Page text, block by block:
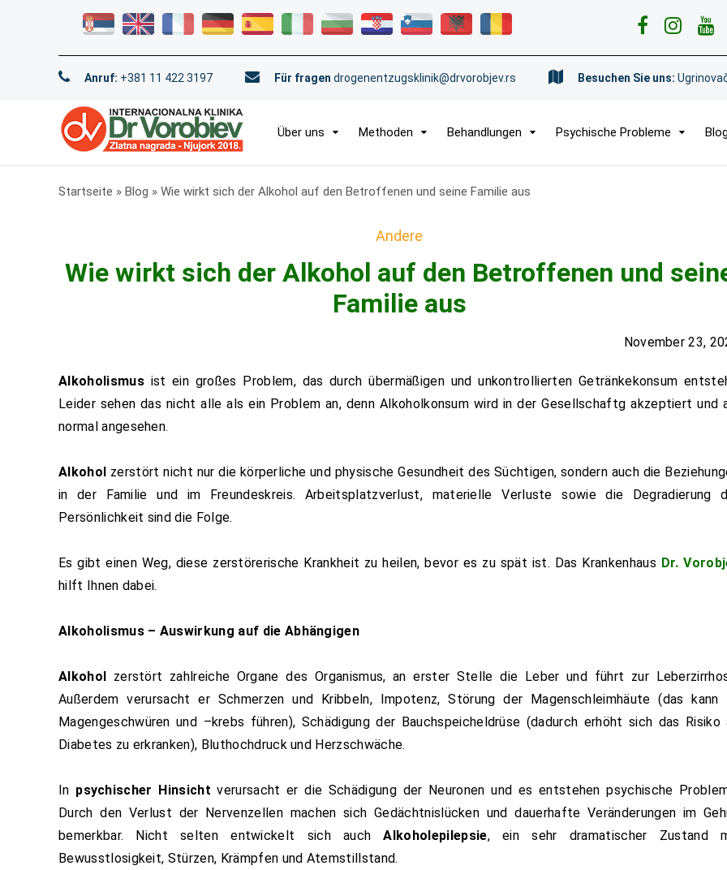
Anruf: +381 11 422 3197 Für fragen drogenentzugsklinik@drvorobjev.rs Besuchen Sie uns:
Über uns Methoden Behandlungen Psychische Probleme Blog
Startseite » Blog » Wie wirkt sich der Alkohol auf den Betroffenen und seine Familie aus
Andere
Wie wirkt sich der Alkohol auf den Betroffenen und
Familie aus
November 23,
Alkoholismus ist ein großes Problem, das durch übermäßigen und unkontrollierten Getränkekonsum
Leider sehen das nicht alle als ein Problem an, denn Alkoholkonsum wird in der Gesellschaftg akzeptiert und
normal angesehen.
Alkohol zerstört nicht nur die körperliche und physische Gesundheit des Süchtigen, sondern auch die
in der Familie und im Freundeskreis. Arbeitsplatzverlust, materielle Verluste sowie die Degradierung
Persönlichkeit sind die Folge.
Es gibt einen Weg, diese zerstörerische Krankheit zu heilen, bevor es zu spät ist. Das Krankenhaus Dr.
hilft Ihnen dabei.
Alkoholismus – Auswirkung auf die Abhängigen
Alkohol zerstört zahlreiche Organe des Organismus, an erster Stelle die Leber und führt zur
Außerdem verursacht er Schmerzen und Kribbeln, Impotenz, Störung der Magenschleimhäute (das kann
Magengeschwüren und –krebs führen), Schädigung der Bauchspeicheldrüse (dadurch erhöht sich das Risiko
Diabetes zu erkranken), Bluthochdruck und Herzschwäche.
In psychischer Hinsichtverursacht er die Schädigung der Neuronen und es entstehen psychische
Durch den Verlust der Nervenzellen machen sich Gedächtnislücken und dauerhafte Veränderungen im
bemerkbar. Nicht selten entwickelt sich auchAlkoholepilepsie, ein sehr dramatischer Zustand
Bewusstlosigkeit, Stürzen, Krämpfen und Atemstillstand.